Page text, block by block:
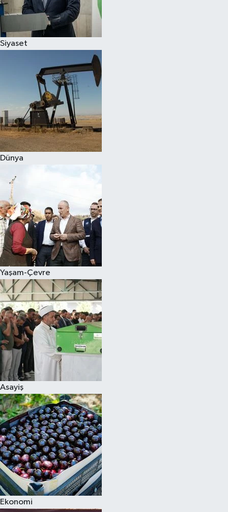
Siyaset
Dünya
Yaşam-Çevre
Asayiş
Ekonomi
Spor
Çocuk
Eğitim
Hava Durumu
Kadın
Kültür Sanat
Sağlık
Siyaset
Teknoloji
Televizyon
Yaşam-Çevre